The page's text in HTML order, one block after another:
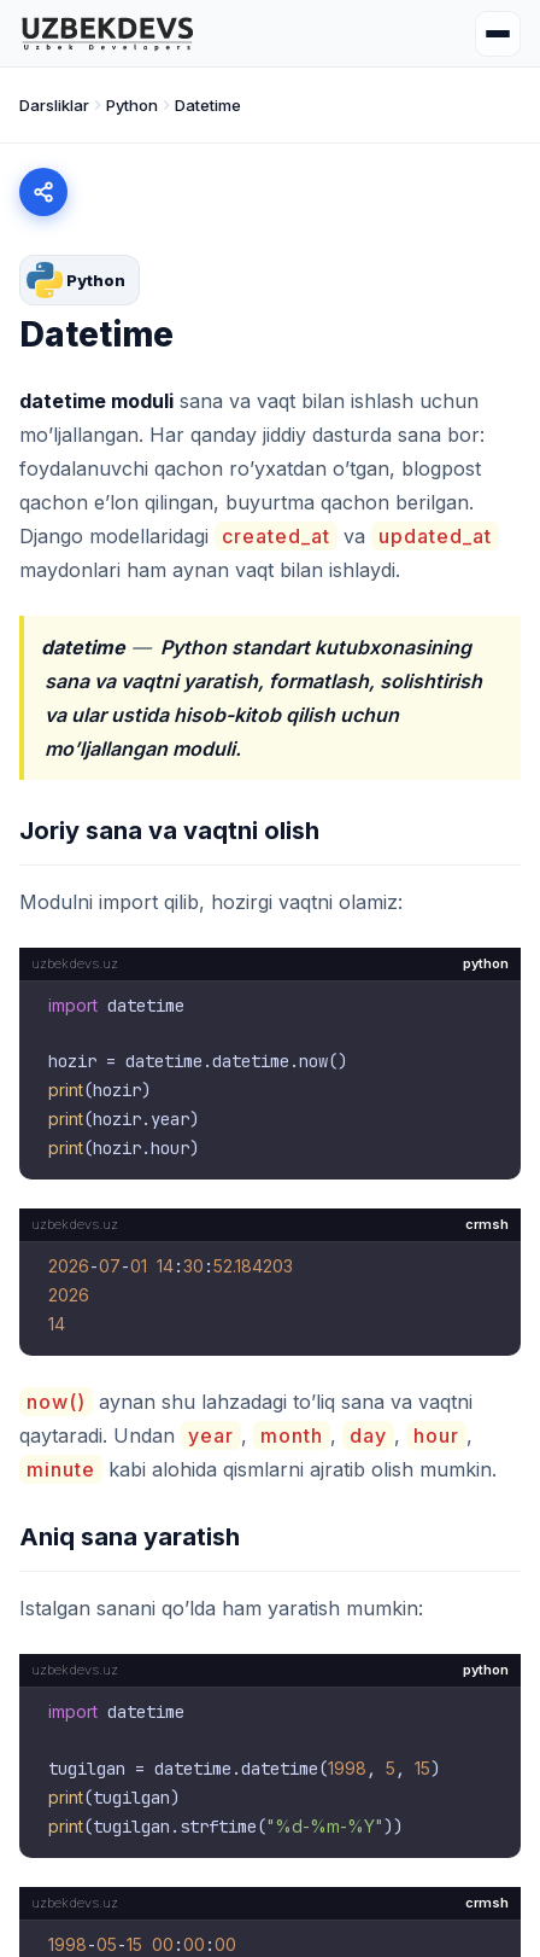
Darsliklar Python Datetime
Python
Datetime
datetime moduli sana va vaqt bilan ishlash uchun
mo’ljallangan. Har qanday jiddiy dasturda sana bor:
foydalanuvchi qachon ro’yxatdan o’tgan, blogpost
qachon e’lon qilingan, buyurtma qachon berilgan.
Django modellaridagi
created_at va
updated_at
maydonlari ham aynan vaqt bilan ishlaydi.
datetime— Python standart kutubxonasining
sana va vaqtni yaratish, formatlash, solishtirish
va ular ustida hisob-kitob qilish uchun
mo’ljallangan moduli.
Joriy sana va vaqtni olish
Modulni import qilib, hozirgi vaqtni olamiz:
python
import datetime
print
print
print
crmsh
2026-07-01 14:30 :52.184203
2026
14
now()
aynan shu lahzadagi to’liq sana va vaqtni
qaytaradi. Undan year , month , day , hour ,
minute
kabi alohida qismlarni ajratib olish mumkin.
Aniq sana yaratish
Istalgan sanani qo’lda ham yaratish mumkin:
python
import datetime
tugilgan = datetime.datetime(1998 , 5 , 15
print
print(tugilgan.strftime("%d-%m-%Y"
crmsh
1998-05-15 00 :00 :00